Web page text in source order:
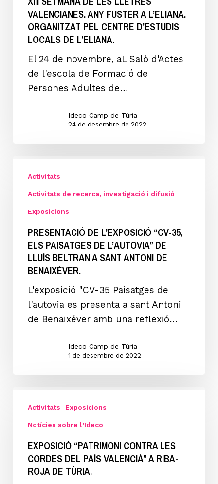
LLETRES
VALENCIANES.
ANY
FUSTER
L’ELIANA.
ORGANITZAT
L’ELIANA.
VALENCIANES. ANY FUSTER A L’ELIANA.
ORGANITZAT PEL CENTRE D’ESTUDIS
LOCALS DE L’ELIANA.
El 24 de novembre, aL Saló d'Actes
de l'escola de Formació de
Persones Adultes de…
Ideco Camp de Túria
24 de desembre de 2022
L’EXPOSICIÓ
ELS
PAISATGES
Lluís
Beltran
Activitats
Activitats de recerca, investigació i difusió
Exposicions
PRESENTACIÓ DE L’EXPOSICIÓ “CV-35,
ELS PAISATGES DE L’AUTOVIA” DE
LLUÍS BELTRAN A SANT ANTONI DE
BENAIXÉVER.
L'exposició "CV-35 Paisatges de
l'autovia es presenta a sant Antoni
de Benaixéver amb una reflexió…
Ideco Camp de Túria
1 de desembre de 2022
“PATRIMONI
CONTRA
CORDES
DEL
Activitats Exposicions
Notícies sobre l’Ideco
EXPOSICIÓ “PATRIMONI CONTRA LES
CORDES DEL PAÍS VALENCIÀ” A RIBA-
ROJA DE TÚRIA.